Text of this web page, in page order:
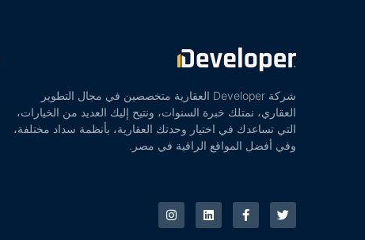
شركة Developer العقارية متخصصين في مجال التطوير
العقاري، نمتلك خبرة السنوات، ونتيح إليك العديد من الخيارات،
التي تساعدك في اختيار وحدتك العقارية، بأنظمة سداد مختلفة،
وفي أفضل المواقع الراقية في مصر.